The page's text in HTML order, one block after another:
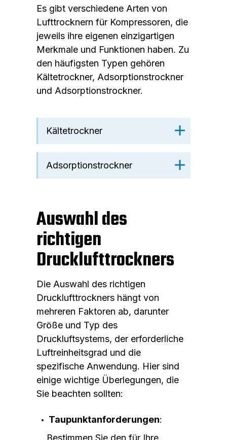
Es gibt verschiedene Arten von
Lufttrocknern für Kompressoren, die
jeweils ihre eigenen einzigartigen
Merkmale und Funktionen haben. Zu
den häufigsten Typen gehören
Kältetrockner, Adsorptionstrockner
und Adsorptionstrockner.
Kältetrockner
Adsorptionstrockner
Auswahl des
richtigen
Drucklufttrockners
Die Auswahl des richtigen
Drucklufttrockners hängt von
mehreren Faktoren ab, darunter
Größe und Typ des
Druckluftsystems, der erforderliche
Luftreinheitsgrad und die
spezifische Anwendung. Hier sind
einige wichtige Überlegungen, die
Sie beachten sollten:
Taupunktanforderungen:
Bestimmen Sie den für Ihre